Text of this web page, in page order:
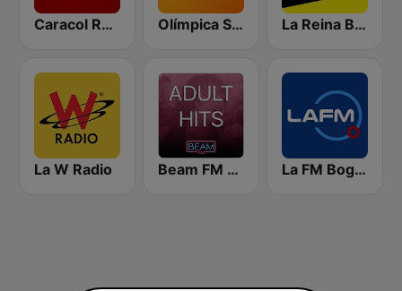
Caracol Radio Medellín Olímpica Stereo Bogotá 105.9 FM La Reina Barranquilla
La W Radio Beam FM - Adult Hits La FM Bogotá